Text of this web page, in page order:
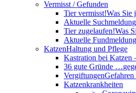
Vermisst / Gefunden
Tier vermisst!Was Sie
Aktuelle
Tier zugelaufen!Was
Aktuelle
KatzenHaltung und Pflege
Kastration bei Katzen
36 gute Gründe …
VergiftungenGefahren
Katzenkrankheiten